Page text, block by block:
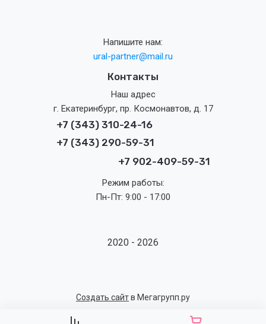
Напишите нам:
ural-partner@mail.ru
Контакты
Наш адрес
г. Екатеринбург, пр. Космонавтов, д. 17
+7 (343) 310-24-16
+7 (343) 290-59-31
+7 902-409-59-31
Режим работы:
Пн-Пт: 9:00 - 17:00
2020 - 2026
Создать сайтв Мегагрупп.ру